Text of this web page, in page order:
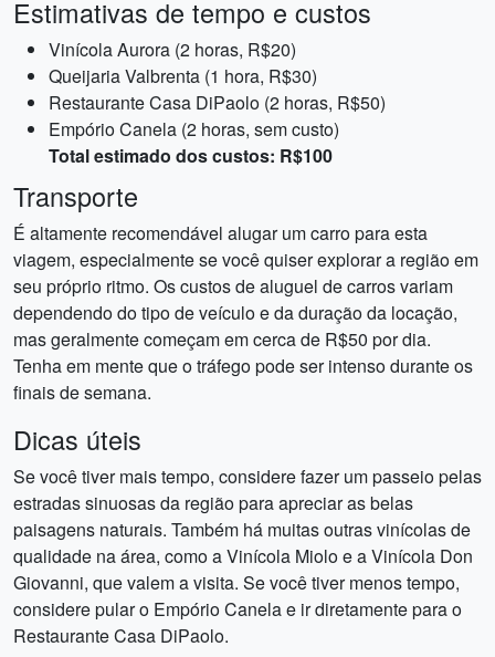
Estimativas de tempo e custos
Vinícola Aurora (2 horas, R$20)
Queijaria Valbrenta (1 hora, R$30)
Restaurante Casa DiPaolo (2 horas, R$50)
Empório Canela (2 horas, sem custo)
Total estimado dos custos: R$100
Transporte
É altamente recomendável alugar um carro para esta
viagem, especialmente se você quiser explorar a região em
seu próprio ritmo. Os custos de aluguel de carros variam
dependendo do tipo de veículo e da duração da locação,
mas geralmente começam em cerca de R$50 por dia.
Tenha em mente que o tráfego pode ser intenso durante os
finais de semana.
Dicas úteis
Se você tiver mais tempo, considere fazer um passeio pelas
estradas sinuosas da região para apreciar as belas
paisagens naturais. Também há muitas outras vinícolas de
qualidade na área, como a Vinícola Miolo e a Vinícola Don
Giovanni, que valem a visita. Se você tiver menos tempo,
considere pular o Empório Canela e ir diretamente para o
Restaurante Casa DiPaolo.